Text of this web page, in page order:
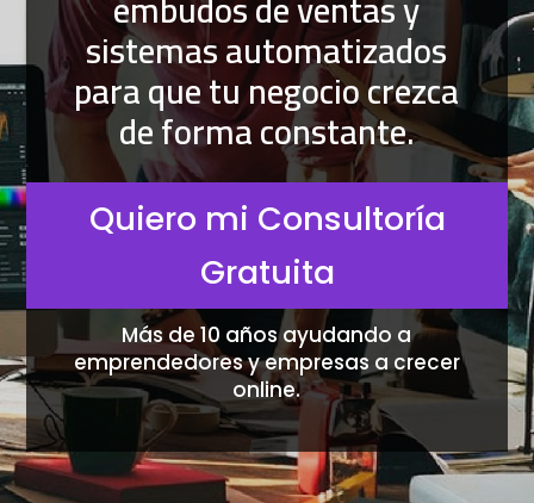
sistemas automatizados
para que tu negocio crezca
de forma constante.
Quiero mi Consultoría
Gratuita
Más de 10 años ayudando a
emprendedores y empresas a crecer
online.